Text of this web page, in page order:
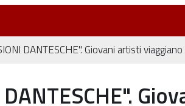
DANTESCHE". Giovani artisti